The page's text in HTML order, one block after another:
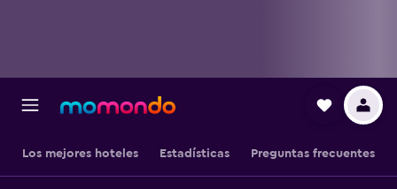
Los mejores hoteles Estadísticas Preguntas frecuentes